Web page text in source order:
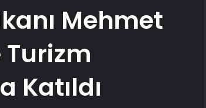
Mehmet
Turizm
Katıldı